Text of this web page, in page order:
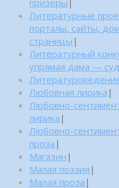
призеры |
Литературные
порталы, сайты,
страницы |
Литературный
упрямая дама —
Любовная лирика |
Любовно-
лирика |
Любовно-
проза |
Магазин |
Малая поэзия |
Малая проза |